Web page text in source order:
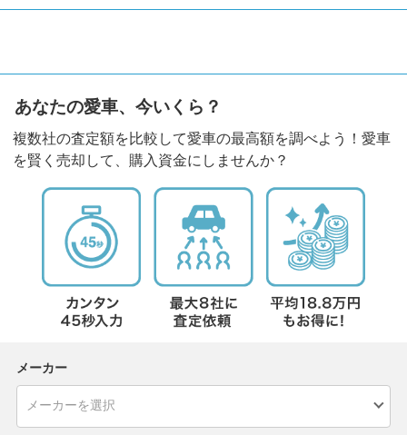
あなたの愛車、今いくら？
複数社の査定額を比較して愛車の最高額を調べよう！愛車
を賢く売却して、購入資金にしませんか？
メーカー